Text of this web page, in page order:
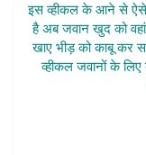
इस व्हीकल के आने से ऐसे
है अब जवान खुद को
खाए भीड़ को काबू कर
व्हीकल जवानों के लिए